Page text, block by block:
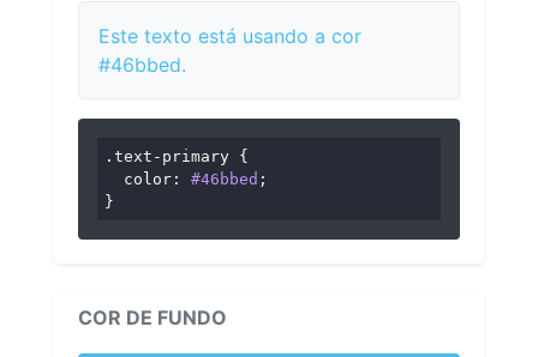
Este texto está usando a cor
#46bbed.
.text-primary {
color : #46bbed ;
}
COR DE FUNDO